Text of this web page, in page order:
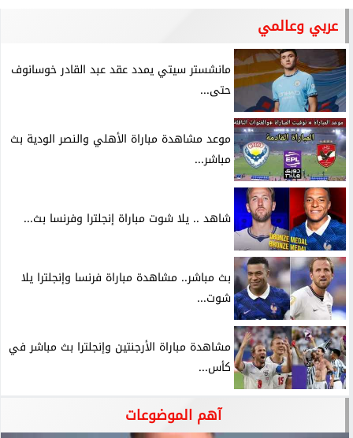
عربي وعالمي
مانشستر سيتي يمدد عقد عبد القادر خوسانوف
حتى...
موعد مشاهدة مباراة الأهلي والنصر الودية بث
مباشر...
شاهد .. يلا شوت مباراة إنجلترا وفرنسا بث...
بث مباشر.. مشاهدة مباراة فرنسا وإنجلترا يلا
شوت...
مشاهدة مباراة الأرجنتين وإنجلترا بث مباشر في
كأس...
آهم الموضوعات